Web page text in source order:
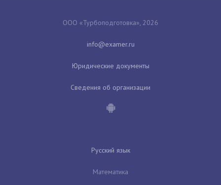
ООО «Турбоподготовка», 2026
Юридические документы
Сведения об организации
Русский язык
Математика